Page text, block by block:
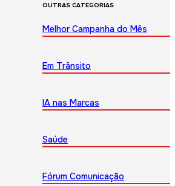
OUTRAS CATEGORIAS
Melhor Campanha do Mês
Em Trânsito
IA nas Marcas
Saúde
Fórum Comunicação